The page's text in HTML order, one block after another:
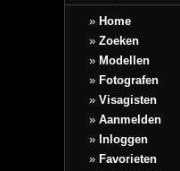
» Home
» Zoeken
» Modellen
» Fotografen
» Visagisten
» Aanmelden
» Inloggen
» Favorieten